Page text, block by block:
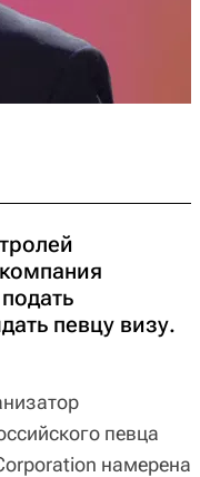
певцу визу.
певца
намерена